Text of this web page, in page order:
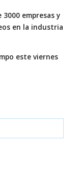
empresas y
en la industria
este viernes